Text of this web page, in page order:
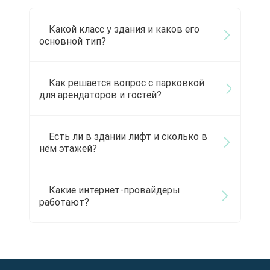
Какой класс у здания и каков его
основной тип?
Как решается вопрос с парковкой
для арендаторов и гостей?
Есть ли в здании лифт и сколько в
нём этажей?
Какие интернет-провайдеры
работают?